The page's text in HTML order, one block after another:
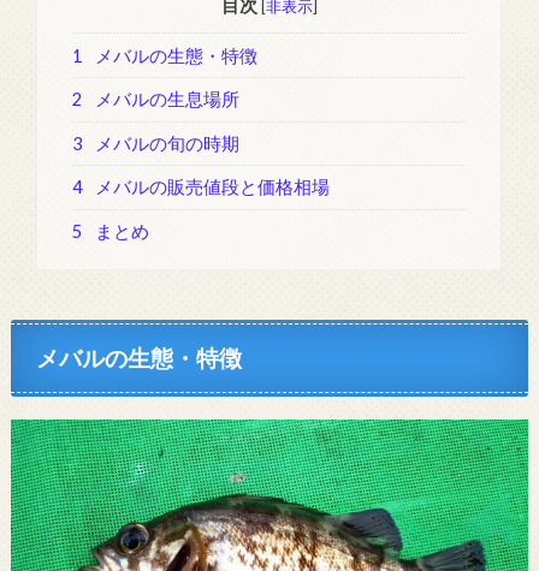
目次 [非表示]
1 メバルの生態・特徴
2 メバルの生息場所
3 メバルの旬の時期
4 メバルの販売値段と価格相場
5 まとめ
メバルの生態・特徴